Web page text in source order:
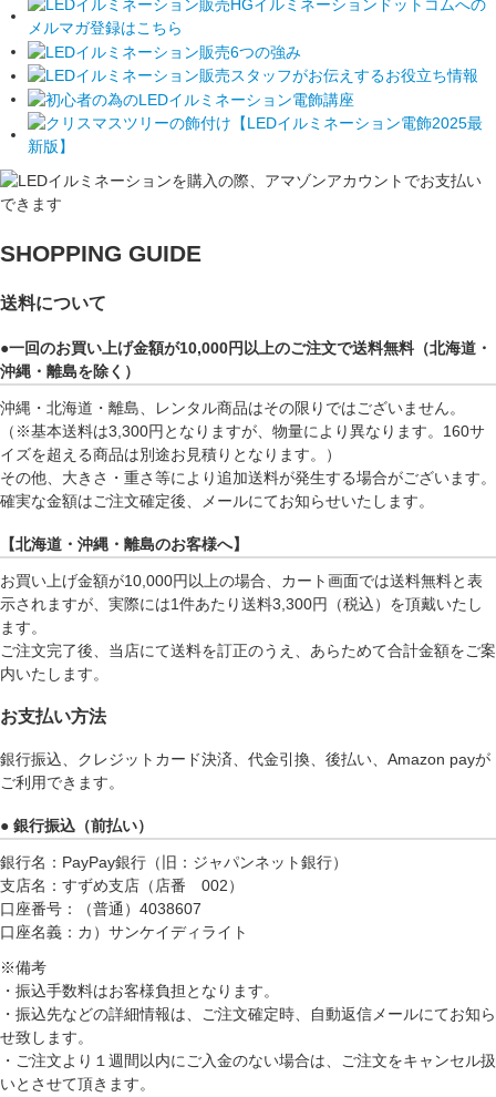
SHOPPING GUIDE
送料について
●一回のお買い上げ金額が10,000円以上のご注文で送料無料（北海道・
沖縄・離島を除く）
沖縄・北海道・離島、レンタル商品はその限りではございません。
（※基本送料は3,300円となりますが、物量により異なります。160サ
イズを超える商品は別途お見積りとなります。）
その他、大きさ・重さ等により追加送料が発生する場合がございます。
確実な金額はご注文確定後、メールにてお知らせいたします。
【北海道・沖縄・離島のお客様へ】
お買い上げ金額が10,000円以上の場合、カート画面では送料無料と表
示されますが、実際には1件あたり送料3,300円（税込）を頂戴いたし
ます。
ご注文完了後、当店にて送料を訂正のうえ、あらためて合計金額をご案
内いたします。
お支払い方法
銀行振込、クレジットカード決済、代金引換、後払い、Amazon payが
ご利用できます。
● 銀行振込（前払い）
銀行名：PayPay銀行（旧：ジャパンネット銀行）
支店名：すずめ支店（店番 002）
口座番号：（普通）4038607
口座名義：カ）サンケイディライト
※備考
・振込手数料はお客様負担となります。
・振込先などの詳細情報は、ご注文確定時、自動返信メールにてお知ら
せ致します。
・ご注文より１週間以内にご入金のない場合は、ご注文をキャンセル扱
いとさせて頂きます。